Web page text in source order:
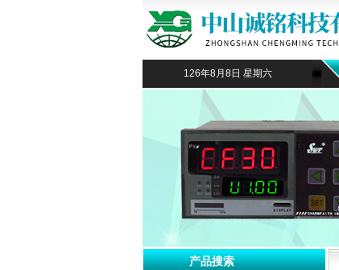
126年8月8日 星期六
产品搜索